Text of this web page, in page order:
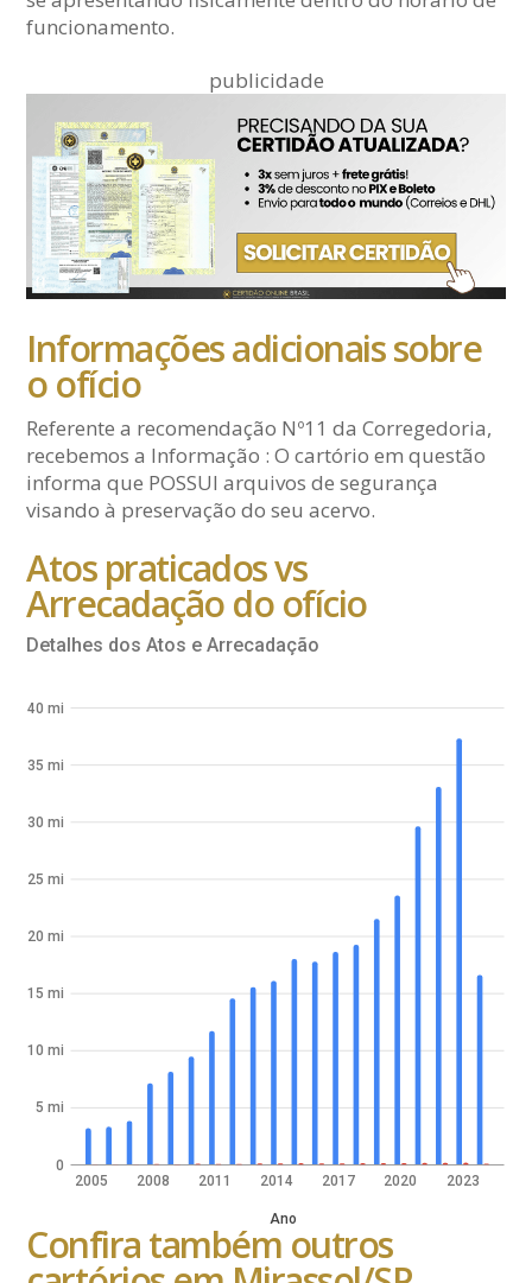
funcionamento.
publicidade
Informações adicionais sobre
o ofício
Referente a recomendação Nº11 da Corregedoria,
recebemos a Informação : O cartório em questão
informa que POSSUI arquivos de segurança
visando à preservação do seu acervo.
Atos praticados vs
Arrecadação do ofício
Detalhes dos Atos e Arrecadação
2005 2008 2011 2014 2017 2020 2023
Ano
0
5 mi
10 mi
15 mi
20 mi
25 mi
30 mi
35 mi
40 mi
Confira também outros